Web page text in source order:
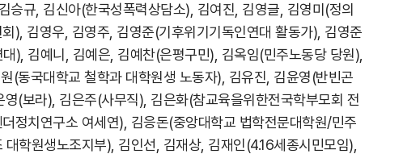
승규, 김신아(한국성폭력상담소), 김여진, 김영글, 김영미(정의
), 김영우, 김영주, 김영준(기후위기기독인연대 활동가), 김영준
), 김예니, 김예은, 김예찬(은평구민), 김옥임(민주노동당 당원),
(동국대학교 철학과 대학원생 노동자), 김유진, 김윤영(반빈곤
(보라), 김은주(사무직), 김은화(참교육을위한전국학부모회 전
정치연구소 여세연), 김응돈(중앙대학교 법학전문대학원/민주
대학원생노조지부), 김인선, 김재상, 김재인(4.16세종시민모임),